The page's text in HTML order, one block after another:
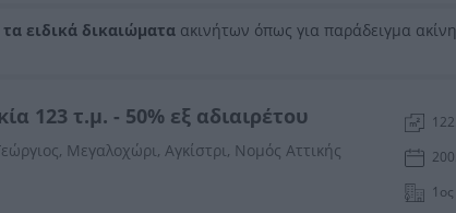
ειδικά δικαιώματα ακινήτων όπως για παράδειγμα
123 τ.μ. - 50% εξ αδιαιρέτου
Μεγαλοχώρι, Αγκίστρι, Νομός Αττικής
1ος